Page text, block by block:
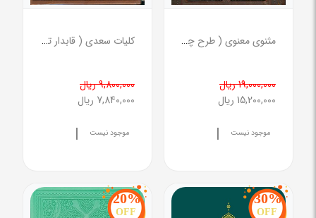
مثنوی معنوی ( طرح چرم لیزری صندوق دار نیم رحلی )
19,000,000 ریال
15,200,000 ریال
موجود نیست |
کلیات سعدی ( قابدار ترمو لیزری دو رنگ )
9,800,000 ریال
7,840,000 ریال
موجود نیست |
30%
OFF
20%
OFF